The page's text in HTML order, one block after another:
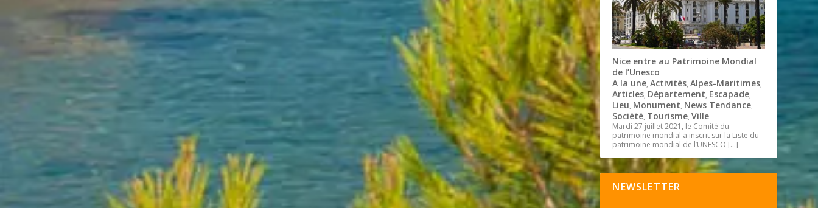
Nice entre au Patrimoine Mondial
de l’Unesco
A la une,Activités,Alpes-Maritimes,
Articles, Département, Escapade,
Lieu, Monument, News Tendance,
Société, Tourisme,Ville
Mardi 27 juillet 2021, le Comité du
patrimoine mondial a inscrit sur la Liste du
patrimoine mondial de l’UNESCO […]
NEWSLETTER